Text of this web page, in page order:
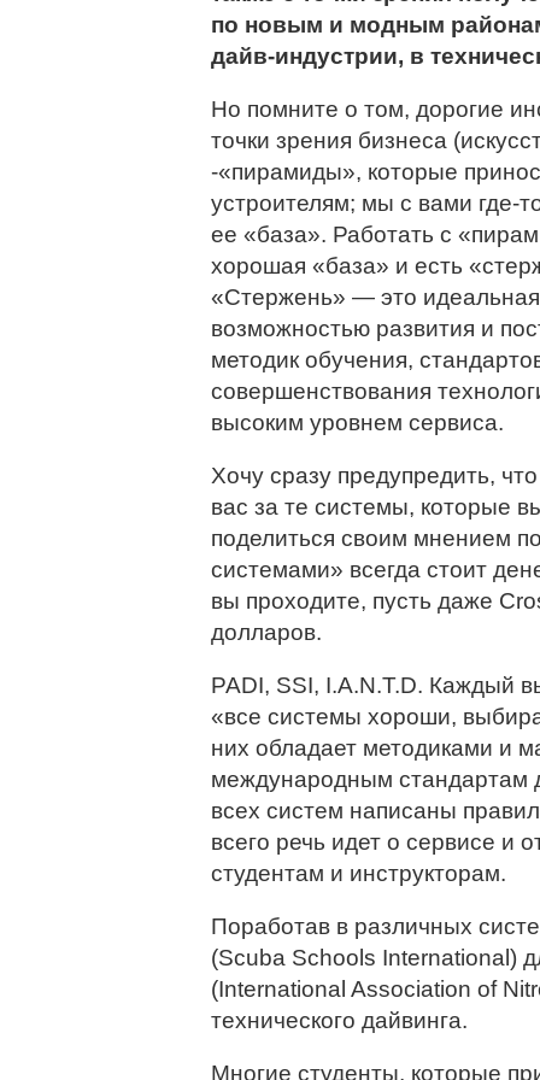
по новым и модным
дайв-индустрии, в
Но помните о том, дорогие
точки зрения бизнеса
-«пирамиды», которые
устроителям; мы с вами где-
ее «база». Работать с
хорошая «база» и есть
«Стержень» — это
возможностью развития и
методик обучения,
совершенствования
высоким уровнем сервиса.
Хочу сразу предупредить,
вас за те системы, которые
поделиться своим мнением
системами» всегда стоит
вы проходите, пусть даже
долларов.
PADI, SSI, I.A.N.T.D. Каждый
«все системы хороши,
них обладает методиками и
международным стандартам
всех систем написаны
всего речь идет о сервисе и
студентам и инструкторам.
Поработав в различных
(Scuba Schools International)
(International Association of
технического дайвинга.
Многие студенты, которые